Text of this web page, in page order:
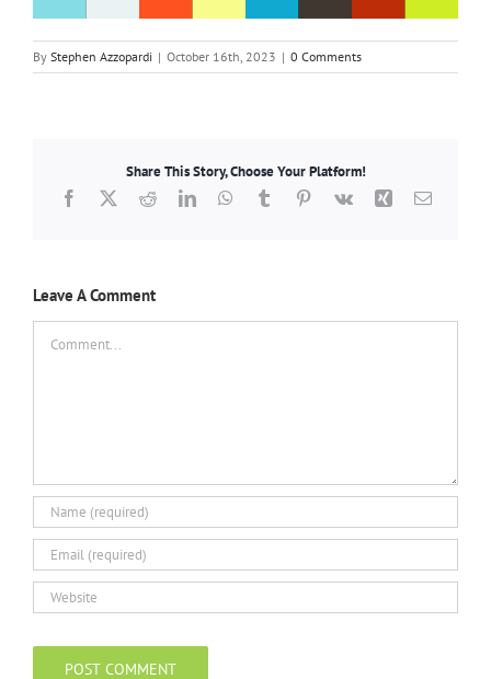
By Stephen Azzopardi | October 16th, 2023 | 0 Comments
Share This Story, Choose Your Platform!
Facebook
X RedditLinkedInWhatsApp
TumblrPinterest
Vk Xing Email
Leave A Comment